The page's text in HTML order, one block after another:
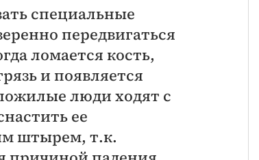
специальные
передвигаться
ломается кость,
и появляется
люди ходят с
ее
штырем, т.к.